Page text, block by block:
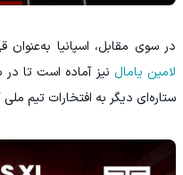
در سوی مقابل، اسپانیا به‌عنوان
لامین یامال نیز آماده است تا
ستاره‌ای دیگر به افتخارات تیم